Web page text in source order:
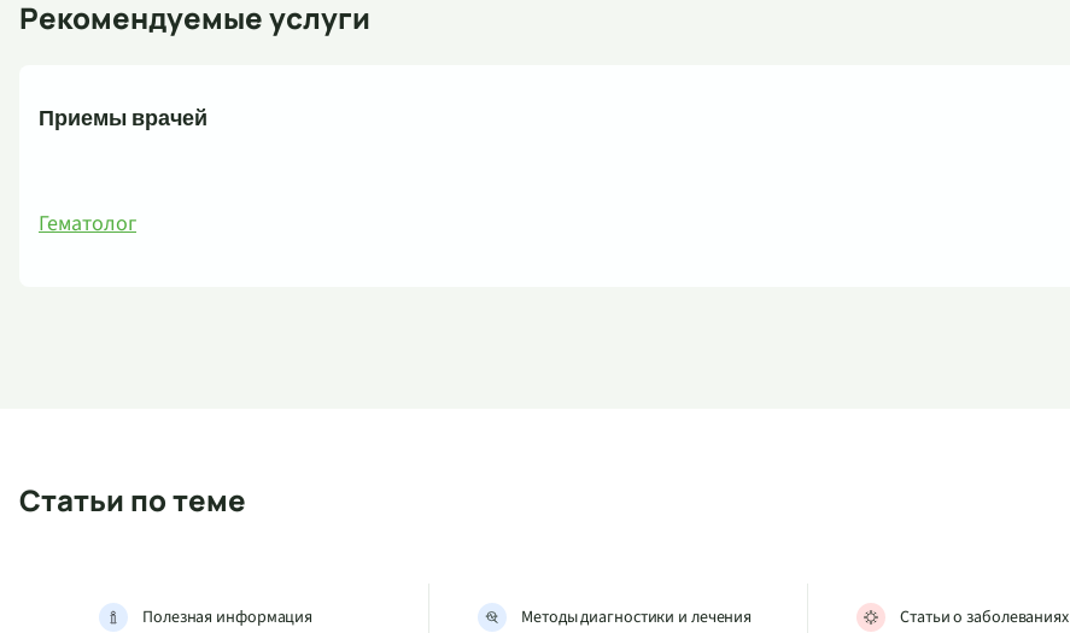
Рекомендуемые услуги
Приемы врачей
Гематолог
Статьи по теме
Полезная информация
Методы диагностики и лечения
Статьи о заболеваниях